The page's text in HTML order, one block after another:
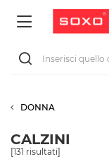
DONNA
CALZINI
[131 risultati]